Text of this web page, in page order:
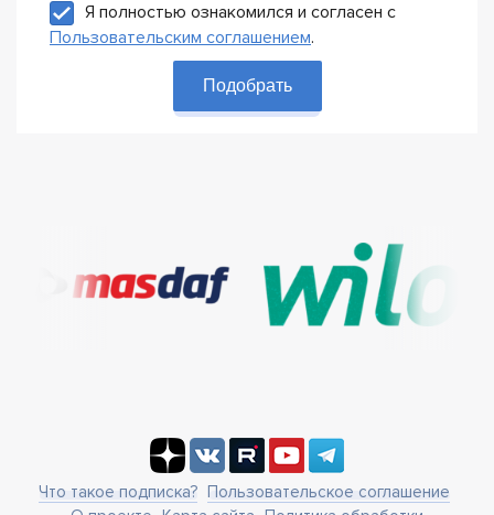
Я полностью ознакомился и согласен с
Пользовательским соглашением.
Подобрать
Что такое подписка? Пользовательское соглашение